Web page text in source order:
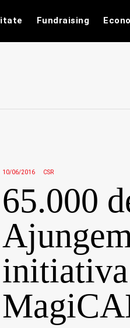
Fundraising
10/06/2016 CSR
65.000